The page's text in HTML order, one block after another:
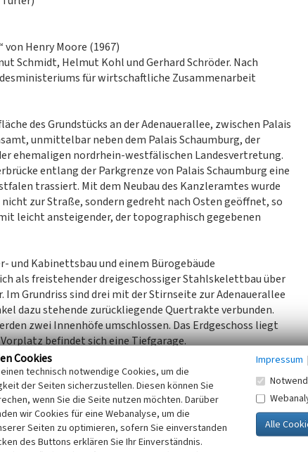
Henry Moore (1967)
Schmidt, Helmut Kohl und Gerhard Schröder. Nach
für wirtschaftliche Zusammenarbeit
des Grundstücks an der Adenauerallee, zwischen Palais
unmittelbar neben dem Palais Schaumburg, der
ehemaligen nordrhein‑westfälischen Landesvertretung.
entlang der Parkgrenze von Palais Schaumburg eine
trassiert. Mit dem Neubau des Kanzleramtes wurde
zur Straße, sondern gedreht nach Osten geöffnet, so
leicht ansteigender, der topographisch gegebenen
und Kabinettsbau und einem Bürogebäude
als freistehender dreigeschossiger Stahlskelettbau über
Grundriss sind drei mit der Stirnseite zur Adenauerallee
dazu stehende zurückliegende Quertrakte verbunden.
zwei Innenhöfe umschlossen. Das Erdgeschoss liegt
befindet sich eine Tiefgarage.
als Riegel zurückversetzt, ist über einen
mit dem Kanzlerbüro, Konferenzsaal und
erschlossen (Gebäudestruktur mit Mittelflur), um eine
aus dunkelbronze eloxiertem Aluminium.
konstruiert, das Stützenraster besteht aus
Cookies
technisch notwendige Cookies, um die
der Seiten sicherzustellen. Diesen können Sie
wenn Sie die Seite nutzen möchten. Darüber
wir Cookies für eine Webanalyse, um die
Seiten zu optimieren, sofern Sie einverstanden
des Buttons erklären Sie Ihr Einverständnis.
Impressum |